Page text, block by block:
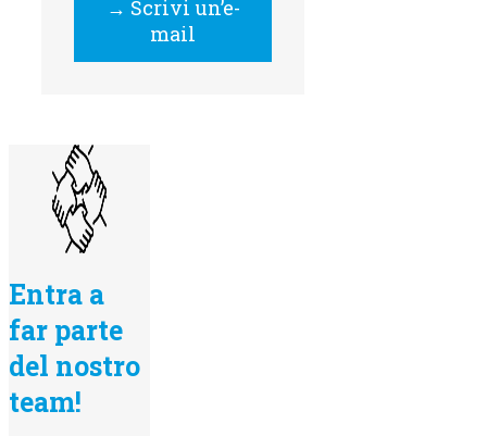
→ Scrivi un’e-
mail
Entra a
far parte
del nostro
team!